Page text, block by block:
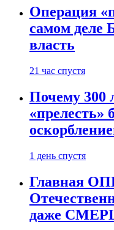
Операция
самом деле
власть
21 час спустя
Почему 300
1 день спустя
Главная
даже